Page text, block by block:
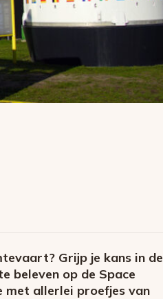
Grijp je kans in de
beleven op de Space
met allerlei proefjes van